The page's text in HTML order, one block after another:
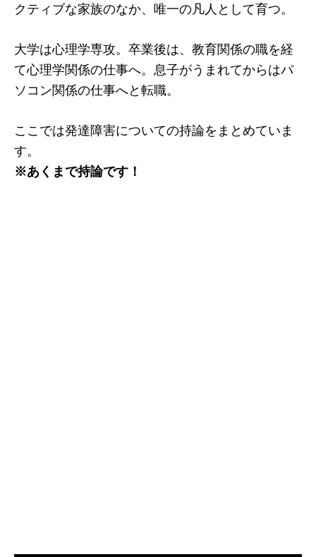
クティブな家族のなか、唯一の凡人として育つ。
大学は心理学専攻。卒業後は、教育関係の職を経
て心理学関係の仕事へ。息子がうまれてからはパ
ソコン関係の仕事へと転職。
ここでは発達障害についての持論をまとめていま
す。
※あくまで持論です！